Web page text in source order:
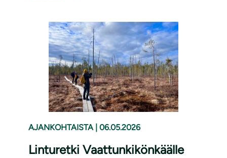
AJANKOHTAISTA 06.05.2026
Linturetki Vaattunkikönkäälle